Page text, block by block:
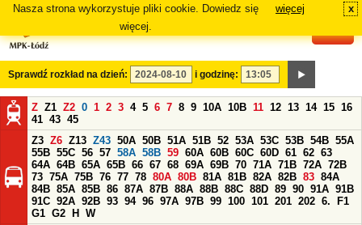
Nasza strona wykorzystuje pliki cookie. Dowiedz się
więcej.
więcej x
Sprawdź rozkład na dzień: i godzinę:
Z Z1 Z2 0 1 2 3 4 5 6 7 8 9 10A 10B 11 12 13 14 15 16
41 43 45
Z3 Z6 Z13 Z43 50A 50B 51A 51B 52 53A 53C 53B 54B 55A
55B 55C 56 57 58A 58B 59 60A 60B 60C 60D 61 62 63
64A 64B 65A 65B 66 67 68 69A 69B 70 71A 71B 72A 72B
73 75A 75B 76 77 78 80A 80B 81A 81B 82A 82B 83 84A
84B 85A 85B 86 87A 87B 88A 88B 88C 88D 89 90 91A 91B
91C 92A 92B 93 94 96 97A 97B 99 100 101 201 202 6.
F1
G1 G2 H
W